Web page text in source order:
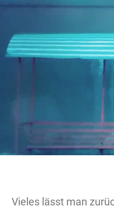
Vieles lässt man